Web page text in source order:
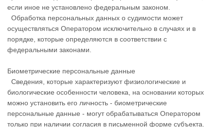
если иное не установлено федеральным законом.
Обработка персональных данных о судимости может
осуществляться Оператором исключительно в случаях и в
порядке, которые определяются в соответствии с
федеральными законами.
Биометрические персональные данные
Сведения, которые характеризуют физиологические и
биологические особенности человека, на основании которых
можно установить его личность - биометрические
персональные данные - могут обрабатываться Оператором
только при наличии согласия в письменной форме субъекта.